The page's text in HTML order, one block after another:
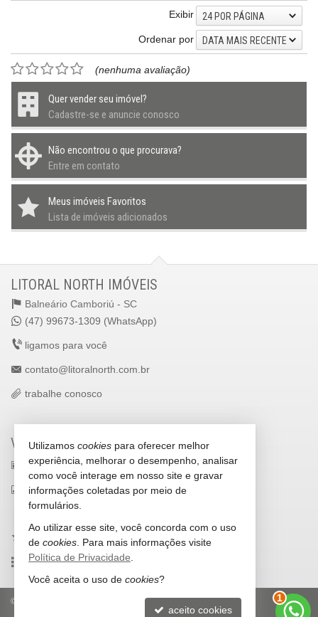
Exibir
24 POR PÁGINA
Ordenar por
DATA MAIS RECENTE
(nenhuma avaliação)
Quer vender seu imóvel?
Cadastre-se e anuncie conosco
Não encontrou o que procurava?
Entre em contato
Meus imóveis Favoritos
Lista de imóveis adicionados
LITORAL NORTH IMÓVEIS
Balneário Camboriú - SC
(47) 99673-1309 (WhatsApp)
ligamos para você
contato@litoralnorth.com.br
trabalhe conosco
VEJA MAIS
receba nosso newsletter
indicadores financeiros
imóveis favoritos
mapa de imóveis
© Política de Privacidade 2
Utilizamos cookies para oferecer melhor
experiência, melhorar o desempenho, analisar
como você interage em nosso site e gravar
informações coletadas por meio de
formulários.
Ao utilizar esse site, você concorda com o uso
de cookies . Para mais informações visite
Política de Privacidade
Você aceita o uso de cookies?
aceito cookies